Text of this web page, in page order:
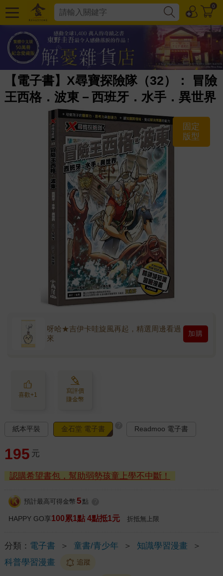
0
【電子書】X尋寶探險隊（32）： 冒險
王西格．波東－西班牙．水手．異世界
固定
版型
呀哈★吉伊卡哇旋風再起，精選周邊看過
來
加購
喜歡+1
寫評價
賺金幣
紙本平裝 金石堂 電子書 Readmoo 電子書
195 元
認購希望書包，幫助弱勢孩童上學不中斷！
預計最高可得金幣 5 點
HAPPY GO享100累1點 4點抵1元 折抵無上限
分類： 電子書 ＞ 童書/青少年 ＞ 知識學習漫畫
＞
科普學習漫畫
追蹤